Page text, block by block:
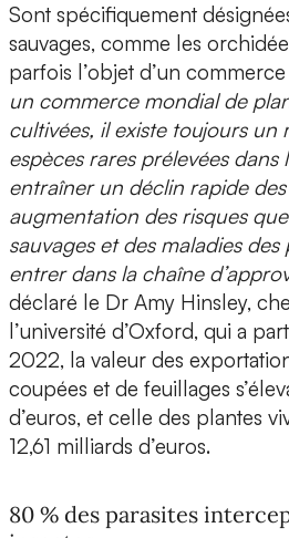
Sont spécifiquement
sauvages, comme les
parfois l’objet d’un
un commerce mondial de
cultivées, il existe toujours un
espèces rares prélevées
entraîner un déclin rapide des
augmentation des risques
sauvages et des maladies
entrer dans la chaîne
déclaré le Dr Amy Hinsley,
l’université d’Oxford, qui a
2022, la valeur des
coupées et de feuillages
d’euros, et celle des plantes
12,61 milliards d’euros.
80 % des parasites